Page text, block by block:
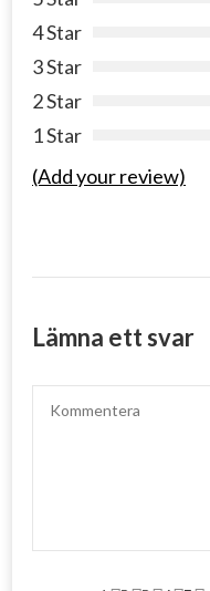
4 Star
3 Star
2 Star
1 Star
(Add your review)
Lämna ett svar